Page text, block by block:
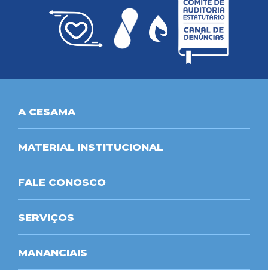
A CESAMA
MATERIAL INSTITUCIONAL
FALE CONOSCO
SERVIÇOS
MANANCIAIS